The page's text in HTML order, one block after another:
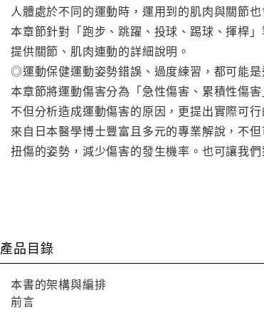
人體處於不同的運動時，運用到的肌肉與關節也
本章節針對「跑步、跳躍、投球、踢球、揮桿」
提供關節、肌肉連動的詳細說明。
◎運動保健運動姿勢錯誤、過度練習，都可能是
本章節將運動傷害分為「急性傷害、累積性傷害
不但分析造成運動傷害的原因，更提出實際可
來自日本醫學博士豐富且多元的專業解說，不
扭傷的姿勢，減少傷害的發生機率。也可讓我
產品目錄
本書的架構與編排
前言